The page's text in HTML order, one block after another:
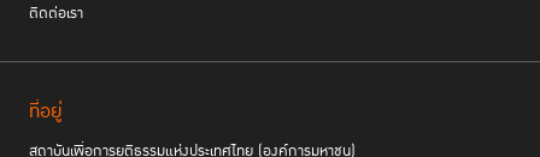
ติดต่อเรา
ที่อยู่
สถาบันเพื่อการยุติธรรมแห่งประเทศไทย (องค์การมหาชน)